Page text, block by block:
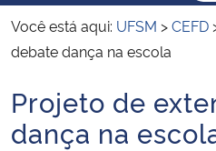
Ministério das Relações Exteriores
Ministério da Infraestrutura
Você está aqui: UFSM >CEFD
debate dança na escola
Início do conteúdo
Projeto de
dança na